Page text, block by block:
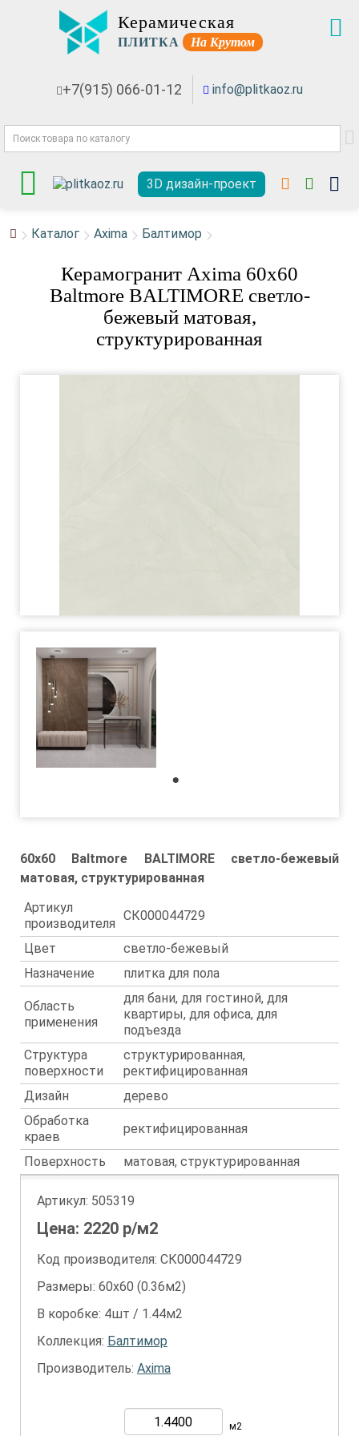
Керамическая
ПЛИТКА На Крутом
+7(915) 066-01-12 info@plitkaoz.ru
3D дизайн-проект
Каталог Axima Балтимор
Керамогранит Axima 60x60
Baltmore BALTIMORE светло-
бежевый матовая,
структурированная
60x60 Baltmore BALTIMORE светло-бежевый
матовая, структурированная
Артикул
производителя
СК000044729
Цвет
светло-бежевый
Назначение
плитка для пола
Область
применения
для бани, для гостиной, для
квартиры, для офиса, для
подъезда
Структура
поверхности
структурированная,
ректифицированная
Дизайн
дерево
Обработка
краев
ректифицированная
Поверхность матовая, структурированная
Артикул: 505319
Цена: 2220 р/м2
Код производителя: СК000044729
Размеры: 60х60 (0.36м2)
В коробке: 4шт / 1.44м2
Коллекция: Балтимор
Производитель: Axima
м2